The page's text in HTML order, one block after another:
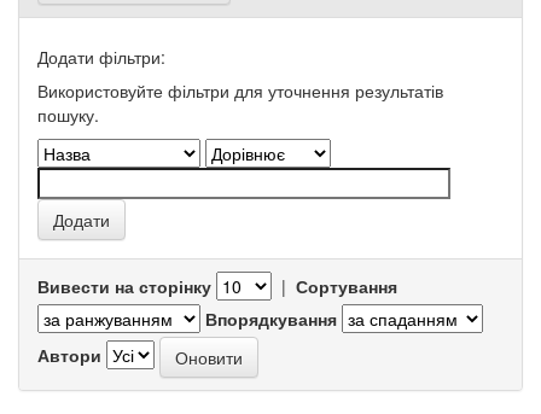
Додати фільтри:
Використовуйте фільтри для уточнення результатів
пошуку.
Вивести на сторінку | Сортування
Впорядкування
Автори